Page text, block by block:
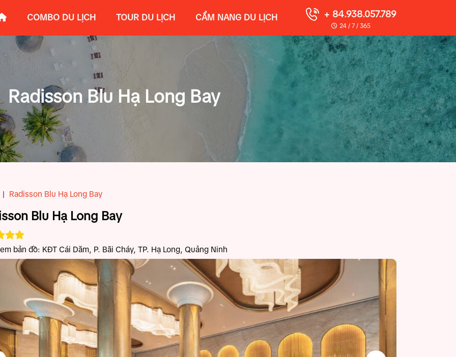
COMBO DU LỊCH TOUR DU LỊCH CẨM NANG DU LỊCH + 84.938.057.789
24 / 7 / 365
Radisson Blu Hạ Long Bay
| Radisson Blu Hạ Long Bay
Blu Hạ Long Bay
bản đồ: KĐT Cái Dăm, P. Bãi Cháy, TP. Hạ Long, Quảng Ninh